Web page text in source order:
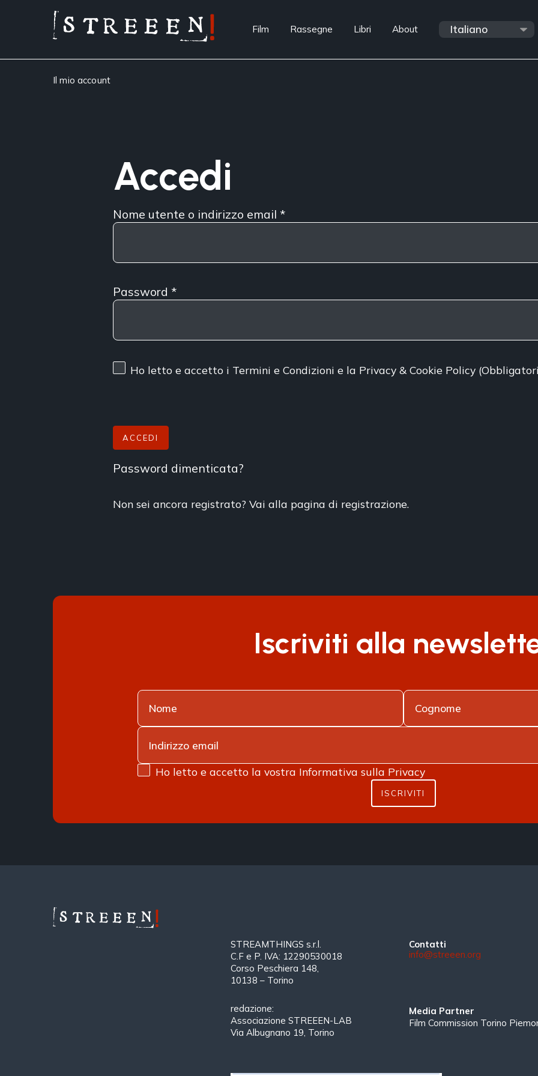
Film Rassegne Libri About
Il mio account
Accedi
Nome utente o indirizzo email *
Password *
Ho letto e accetto i Termini e Condizioni e la Privacy & Cookie Policy
ACCEDI
Password dimenticata?
Non sei ancora registrato? Vai alla pagina di registrazione.
Iscriviti alla
Ho letto e accetto la vostra Informativa sulla Privacy
ISCRIVITI
STREAMTHINGS s.r.l.
C.F e P. IVA: 12290530018
Corso Peschiera 148,
10138 – Torino
redazione:
Associazione STREEEN-LAB
Via Albugnano 19, Torino
Contatti
info@streeen.org
Media Partner
Film Commission Torino